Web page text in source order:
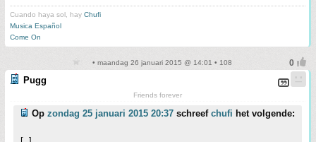
Cuando haya sol, hay Chufi
Musica Español
Come On
• maandag 26 januari 2015 @ 14:01 • 108
Pugg
Friends forever
Op zondag 25 januari 2015 20:37 schreef chufi het volgende: